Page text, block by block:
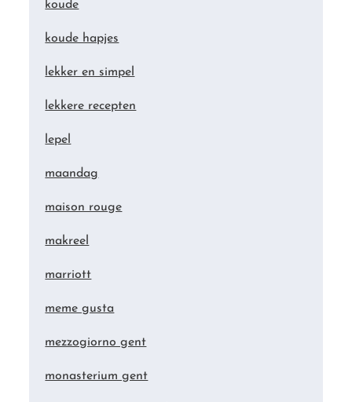
koude
koude hapjes
lekker en simpel
lekkere recepten
lepel
maandag
maison rouge
makreel
marriott
meme gusta
mezzogiorno gent
monasterium gent